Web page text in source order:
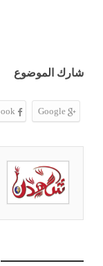
شارك الموضوع